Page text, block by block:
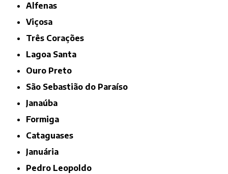
Alfenas
Viçosa
Três Corações
Lagoa Santa
Ouro Preto
São Sebastião do Paraíso
Janaúba
Formiga
Cataguases
Januária
Pedro Leopoldo